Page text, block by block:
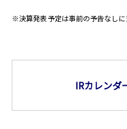
※決算発表予定は事前の予告なしに
IRカレンダ